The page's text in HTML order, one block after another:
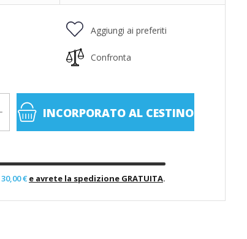
Aggiungi ai preferiti
Confronta
INCORPORATO AL CESTINO
30,00 € e avrete la spedizione GRATUITA.